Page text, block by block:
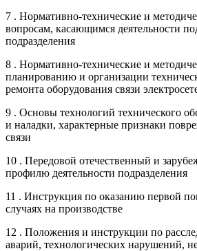
7 . Нормативно-технические и
вопросам, касающимся деятельности
подразделения
8 . Нормативно-технические и
планированию и организации
ремонта оборудования связи
9 . Основы технологий технического
и наладки, характерные признаки
связи
10 . Передовой отечественный и
профилю деятельности подразделения
11 . Инструкция по оказанию первой
случаях на производстве
12 . Положения и инструкции по
аварий, технологических нарушений,